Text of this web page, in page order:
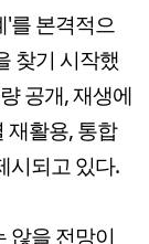
'를 본격적으
찾기 시작했
공개, 재생에
재활용, 통합
시되고 있다.
않을 전망이